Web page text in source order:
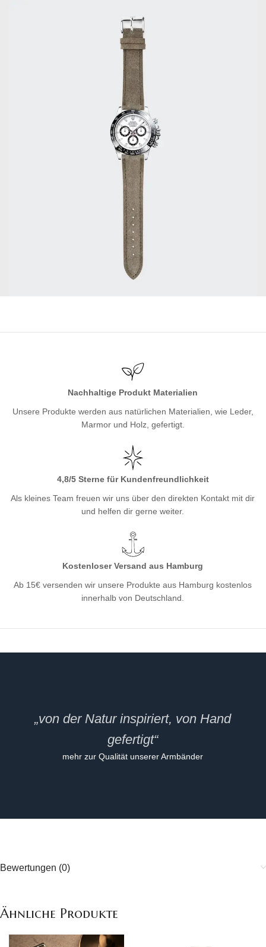
Nachhaltige Produkt Materialien
Unsere Produkte werden aus natürlichen Materialien, wie Leder,
Marmor und Holz, gefertigt.
4,8/5 Sterne für Kundenfreundlichkeit
Als kleines Team freuen wir uns über den direkten Kontakt mit dir
und helfen dir gerne weiter.
Kostenloser Versand aus Hamburg
Ab 15€ versenden wir unsere Produkte aus Hamburg kostenlos
innerhalb von Deutschland.
„von der Natur inspiriert, von Hand
gefertigt“
mehr zur Qualität unserer Armbänder
Bewertungen (0)
Ähnliche Produkte